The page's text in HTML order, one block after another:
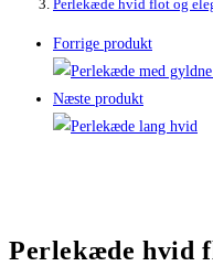
Perlekæde hvid flot og
Forrige produkt
Næste produkt
Perlekæde hvid